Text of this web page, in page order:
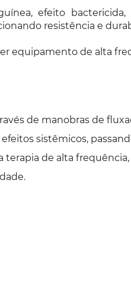
efeito
resistência e
equipamento de alta
de manobras de
sistêmicos,
de alta